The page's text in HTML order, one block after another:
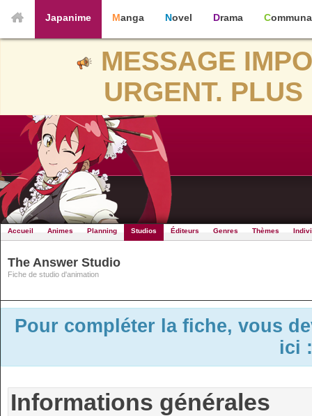
Japanime Manga Novel Drama
MESSAGE
URGENT.
Accueil Animes Planning Studios Éditeurs Genres Thèmes
The Answer Studio
Fiche de studio d'animation
Pour compléter la fiche, vous
ici
Informations générales